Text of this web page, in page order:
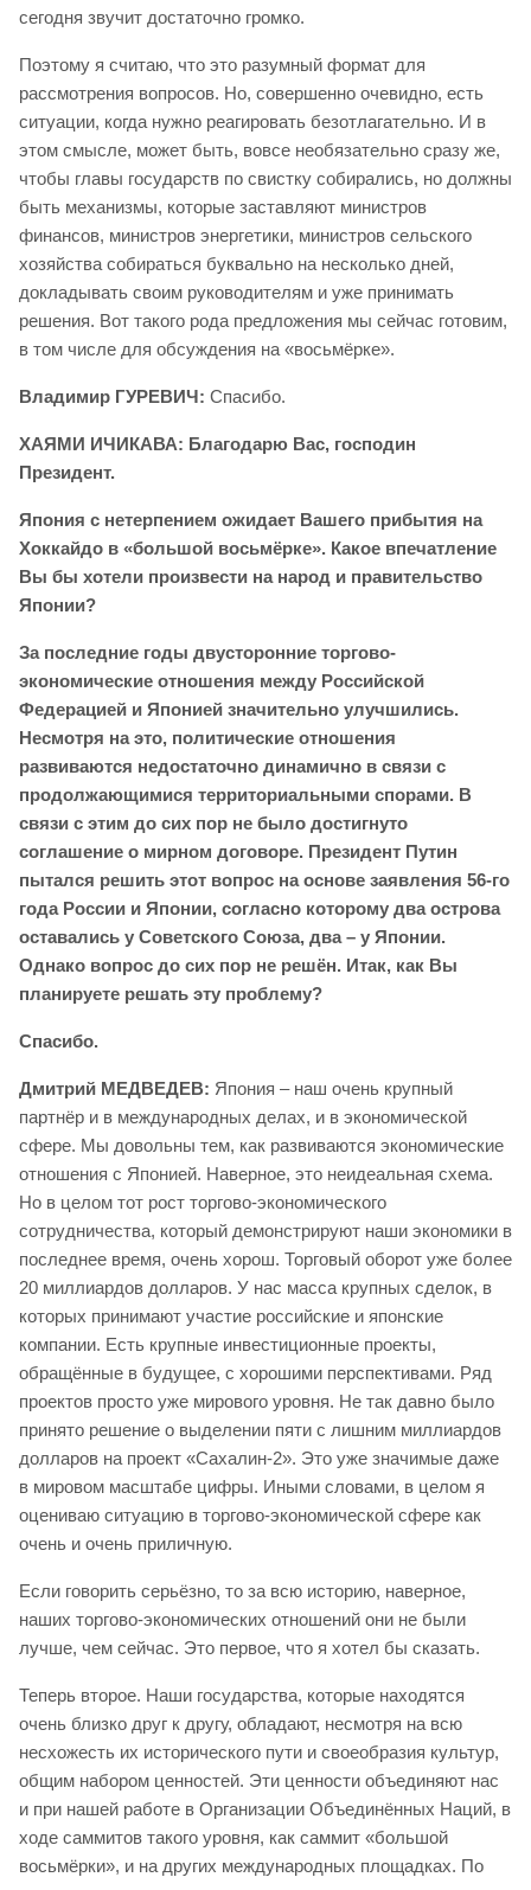
сегодня звучит достаточно громко.
Поэтому я считаю, что это разумный формат для
рассмотрения вопросов. Но, совершенно очевидно, есть
ситуации, когда нужно реагировать безотлагательно. И в
этом смысле, может быть, вовсе необязательно сразу же,
чтобы главы государств по свистку собирались, но должны
быть механизмы, которые заставляют министров
финансов, министров энергетики, министров сельского
хозяйства собираться буквально на несколько дней,
докладывать своим руководителям и уже принимать
решения. Вот такого рода предложения мы сейчас готовим,
в том числе для обсуждения на «восьмёрке».
Владимир ГУРЕВИЧ: Спасибо.
ХАЯМИ ИЧИКАВА: Благодарю Вас, господин
Президент.
Япония с нетерпением ожидает Вашего прибытия на
Хоккайдо в «большой восьмёрке». Какое впечатление
Вы бы хотели произвести на народ и правительство
Японии?
За последние годы двусторонние торгово-
экономические отношения между Российской
Федерацией и Японией значительно улучшились.
Несмотря на это, политические отношения
развиваются недостаточно динамично в связи с
продолжающимися территориальными спорами. В
связи с этим до сих пор не было достигнуто
соглашение о мирном договоре. Президент Путин
пытался решить этот вопрос на основе заявления 56-го
года России и Японии, согласно которому два острова
оставались у Советского Союза, два – у Японии.
Однако вопрос до сих пор не решён. Итак, как Вы
планируете решать эту проблему?
Спасибо.
Дмитрий МЕДВЕДЕВ: Япония – наш очень крупный
партнёр и в международных делах, и в экономической
сфере. Мы довольны тем, как развиваются экономические
отношения с Японией. Наверное, это неидеальная схема.
Но в целом тот рост торгово-экономического
сотрудничества, который демонстрируют наши экономики в
последнее время, очень хорош. Торговый оборот уже более
20 миллиардов долларов. У нас масса крупных сделок, в
которых принимают участие российские и японские
компании. Есть крупные инвестиционные проекты,
обращённые в будущее, с хорошими перспективами. Ряд
проектов просто уже мирового уровня. Не так давно было
принято решение о выделении пяти с лишним миллиардов
долларов на проект «Сахалин-2». Это уже значимые даже
в мировом масштабе цифры. Иными словами, в целом я
оцениваю ситуацию в торгово-экономической сфере как
очень и очень приличную.
Если говорить серьёзно, то за всю историю, наверное,
наших торгово-экономических отношений они не были
лучше, чем сейчас. Это первое, что я хотел бы сказать.
Теперь второе. Наши государства, которые находятся
очень близко друг к другу, обладают, несмотря на всю
несхожесть их исторического пути и своеобразия культур,
общим набором ценностей. Эти ценности объединяют нас
и при нашей работе в Организации Объединённых Наций, в
ходе саммитов такого уровня, как саммит «большой
восьмёрки», и на других международных площадках. По